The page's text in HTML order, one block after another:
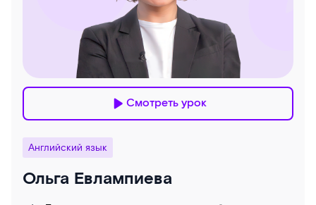
Английский язык
Ольга Евлампиева
Смотреть урок